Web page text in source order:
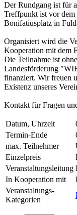
Der Rundgang ist für
Treffpunkt ist vor
Bonifatiusplatz in
Organisiert wird die
Kooperation mit dem
Die Teilnahme ist
Landesförderung
finanziert. Wir freuen
Existenz unseres
Kontakt für Fragen
Datum, Uhrzeit
Termin-Ende
max. Teilnehmer
Einzelpreis
Veranstaltungsleitung
In Kooperation mit
Veranstaltungs-
Kategorien